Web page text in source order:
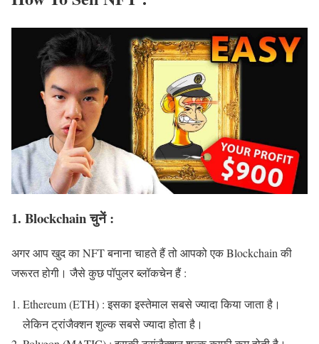
1. Blockchain चुनें :
अगर आप खुद का NFT बनाना चाहते हैं तो आपको एक Blockchain की
जरूरत होगी। जैसे कुछ पॉपुलर ब्लॉकचेन हैं :
Ethereum (ETH) : इसका इस्तेमाल सबसे ज्यादा किया जाता है।
लेकिन ट्रांजैक्शन शुल्क सबसे ज्यादा होता है।